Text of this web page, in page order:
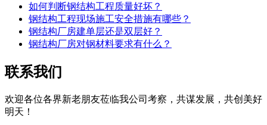
如何判断钢结构工程质量好坏？
钢结构工程现场施工安全措施有哪些？
钢结构厂房建单层还是双层好？
钢结构厂房对钢材料要求有什么？
联系我们
欢迎各位各界新老朋友莅临我公司考察，共谋发展，共创美好
明天！